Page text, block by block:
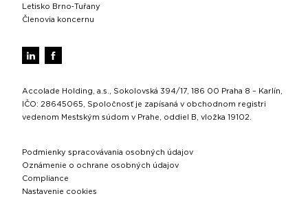
Letisko Brno‑Tuřany
Členovia koncernu
Accolade Holding, a.s., Sokolovská 394/17, 186 00 Praha 8 – Karlín,
IČO: 28645065, Spoločnosť je zapísaná v obchodnom registri
vedenom Mestským súdom v Prahe, oddiel B, vložka 19102.
Podmienky spracovávania osobných údajov
Oznámenie o ochrane osobných údajov
Compliance
Nastavenie cookies